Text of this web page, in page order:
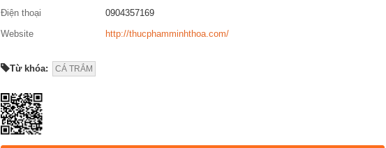
Điện thoại
0904357169
Website
http://thucphamminhthoa.com/
Từ khóa: CÁ TRẮM